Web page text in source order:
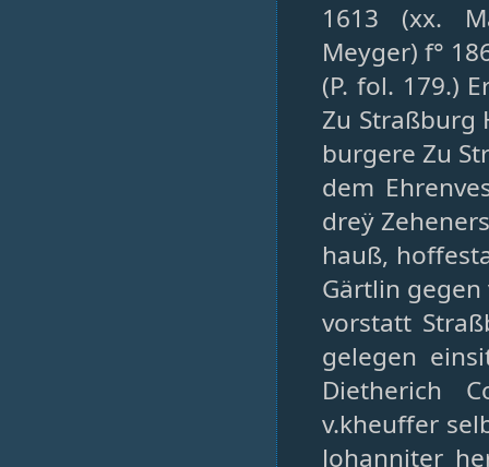
1613 (xx.
Meyger) f°
(P. fol. 179.)
Zu Straßburg
burgere Zu
dem
dreÿ
hauß,
Gärtlin
vorstatt
gelegen
Dietherich
v.kheuffer
Johanniter